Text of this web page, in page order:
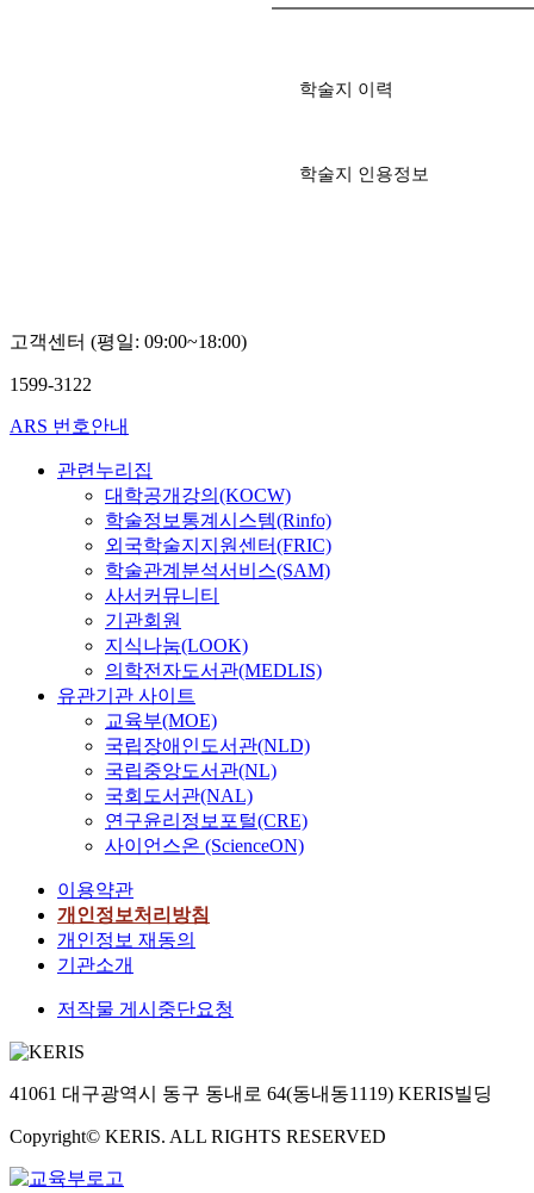
학술지 이력
학술지 인용정보
고객센터 (평일: 09:00~18:00)
1599-3122
ARS 번호안내
관련누리집
대학공개강의(KOCW)
학술정보통계시스템(Rinfo)
외국학술지지원센터(FRIC)
학술관계분석서비스(SAM)
사서커뮤니티
기관회원
지식나눔(LOOK)
의학전자도서관(MEDLIS)
유관기관 사이트
교육부(MOE)
국립장애인도서관(NLD)
국립중앙도서관(NL)
국회도서관(NAL)
연구윤리정보포털(CRE)
사이언스온 (ScienceON)
이용약관
개인정보처리방침
개인정보 재동의
기관소개
저작물 게시중단요청
41061 대구광역시 동구 동내로 64(동내동1119) KERIS빌딩
Copyright© KERIS. ALL RIGHTS RESERVED